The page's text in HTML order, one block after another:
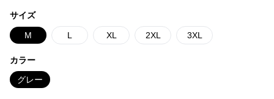
サイズ
M L XL 2XL 3XL
カラー
グレー